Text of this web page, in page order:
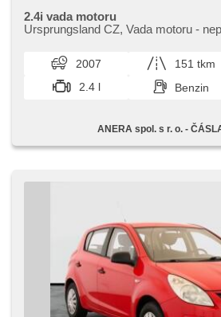
2.4i vada motoru
Ursprungsland CZ,​ Vada motoru ​-
2007 151 tkm
2.4 l
Benzin
ANERA spol. s r. o. -